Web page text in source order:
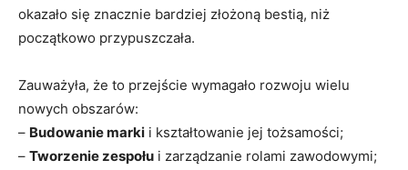
okazało się znacznie bardziej złożoną bestią, niż
początkowo przypuszczała.
Zauważyła, że to przejście wymagało rozwoju wielu
nowych obszarów:
– Budowanie marki i kształtowanie jej tożsamości;
– Tworzenie zespołu i zarządzanie rolami zawodowymi;